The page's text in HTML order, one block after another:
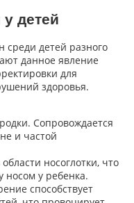
детей
среди детей разного
данное явление
для
здоровья.
Сопровождается
и частой
носоглотки, что
носом у ребенка.
способствует